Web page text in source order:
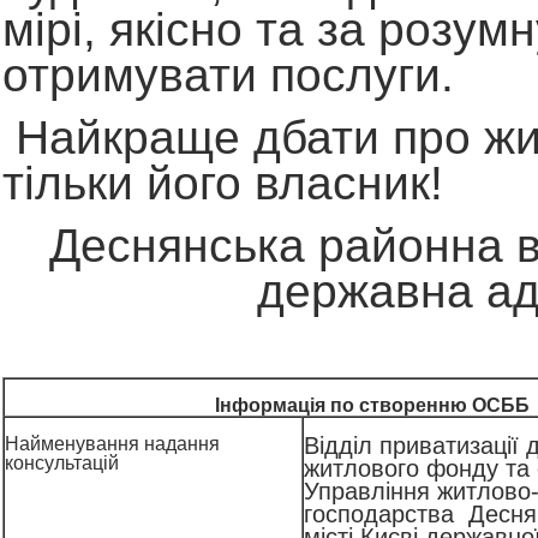
мірі, якісно та за
отримувати послуги.
Найкраще дбати про
тільки його власник!
Деснянська районна в
державна
Інформація по створенню ОСББ
Найменування надання
консультацій
Відділ приватизації
житлового фонду
Управління
господарства